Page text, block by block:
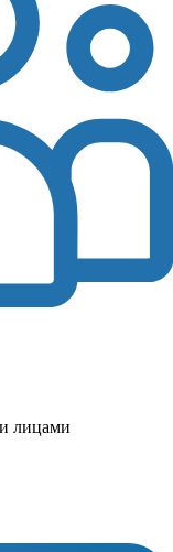
лицами